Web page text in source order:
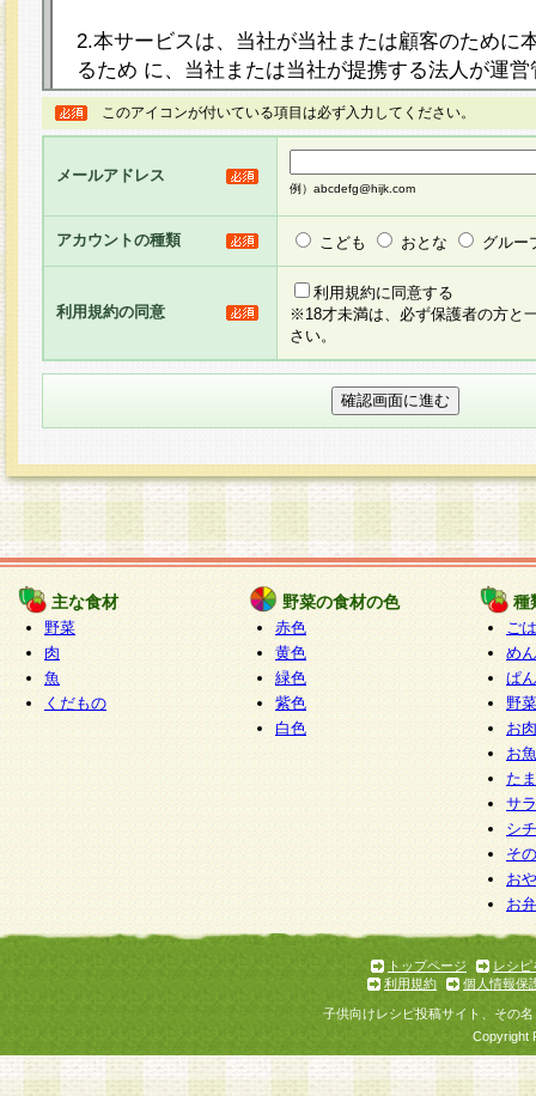
2.本サービスは、当社が当社または顧客のために
るため に、当社または当社が提携する法人が運
ト（以下「本サイト」といいます。）上に本サー
ージを設け、会員がアンケー ト調査に回答する
し、その結果を当社が集計・分析その他の利用を
るものです。なお、本サービスは、それぞれの目
員に対して本サービスの依頼を行うこともあり、
た全ての会員に対して本サービスの依頼をすると
りま す。
3.当社は、会員の事前の承諾を得ることなく、当
方 法・手段にて、本規約を任意に制定、変更ま
きるものとします。改定後の本規約等は、本規約
に掲示したときに、その 他の諸規定については
てその効力を生じるものとします。
4.本規約は、会員登録希望者による会員登録手続
の当社による会員登録の承認が完了した時点で会
たものとみなされ、会員に対して適用されるもの
5.当社がお聞きする個人情報は、すべて会員登録
で提 供いただいたものと考えております。従っ
自らの個人情報の提供を希望されない場合には、
をお預かりいたしません が、提供されないこと
商品やサービス等をご利用いただけない場合があ
了承ください。
6.当社は、お客様から当社が保有している個人情
加・ 利用停止等を求められた場合には、ご本人
て確認できた場合に限り、法令に準拠して合理的
いただきます。なお、開示 請求等の請求先は個
ります。
1.会員とは、本規約等を承諾のうえ、当社所定の
了し、当社が承認した者、グループとします。な
が以下に該当する場合は会員登録をすることがで
このアイコンが付いている項目は必ず入力してください。
メールアドレス
例）abcdefg@hijk.com
アカウントの種類 こども おとな グルー
利用規約の同意
利用規約に同意する
※18才未満は、必ず保護者の方と
さい。
主な食材
野菜
肉
魚
くだもの
野菜の食材の色
赤色
黄色
緑色
紫色
白色
種
ご
めん
ぱん
野
お
お
た
サ
シ
そ
お
お
トップページ
レシピ
利用規約
個人情報保
子供向けレシピ投稿サイト、その
Copyright